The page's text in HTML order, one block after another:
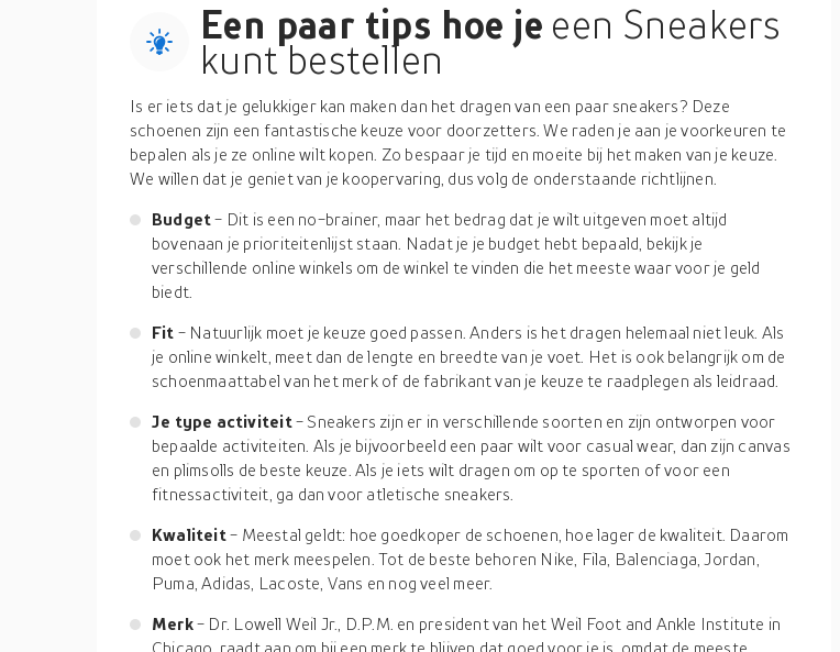
Een paar tips hoe je een Sneakers
kunt bestellen
Is er iets dat je gelukkiger kan maken dan het dragen van een paar sneakers? Deze
schoenen zijn een fantastische keuze voor doorzetters. We raden je aan je voorkeuren te
bepalen als je ze online wilt kopen. Zo bespaar je tijd en moeite bij het maken van je keuze.
We willen dat je geniet van je koopervaring, dus volg de onderstaande richtlijnen.
Budget- Dit is een no-brainer, maar het bedrag dat je wilt uitgeven moet altijd
bovenaan je prioriteitenlijst staan. Nadat je je budget hebt bepaald, bekijk je
verschillende online winkels om de winkel te vinden die het meeste waar voor je geld
biedt.
Fit - Natuurlijk moet je keuze goed passen. Anders is het dragen helemaal niet leuk. Als
je online winkelt, meet dan de lengte en breedte van je voet. Het is ook belangrijk om de
schoenmaattabel van het merk of de fabrikant van je keuze te raadplegen als leidraad.
Je type activiteit- Sneakers zijn er in verschillende soorten en zijn ontworpen voor
bepaalde activiteiten. Als je bijvoorbeeld een paar wilt voor casual wear, dan zijn canvas
en plimsolls de beste keuze. Als je iets wilt dragen om op te sporten of voor een
fitnessactiviteit, ga dan voor atletische sneakers.
Kwaliteit- Meestal geldt: hoe goedkoper de schoenen, hoe lager de kwaliteit. Daarom
moet ook het merk meespelen. Tot de beste behoren Nike, Fila, Balenciaga, Jordan,
Puma, Adidas, Lacoste, Vans en nog veel meer.
Merk- Dr. Lowell Weil Jr., D.P.M. en president van het Weil Foot and Ankle Institute in
Chicago, raadt aan om bij een merk te blijven dat goed voor je is, omdat de meeste